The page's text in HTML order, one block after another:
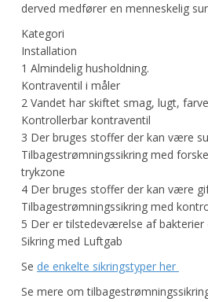
derved medfører en menneskelig
Kategori
Installation
1 Almindelig
Kontraventil i måler
2 Vandet har skiftet smag, lugt,
Kontrollerbar kontraventil
3 Der bruges stoffer der kan være
Tilbagestrømningssikring med
trykzone
4 Der bruges stoffer der
Tilbagestrømningssikring med
5 Der er tilstedeværelse af
Sikring med Luftgab
Se de enkelte sikringstyper her
Se mere om